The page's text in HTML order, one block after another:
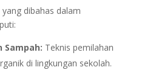
dibahas dalam
Sampah: Teknis pemilahan
di lingkungan sekolah.